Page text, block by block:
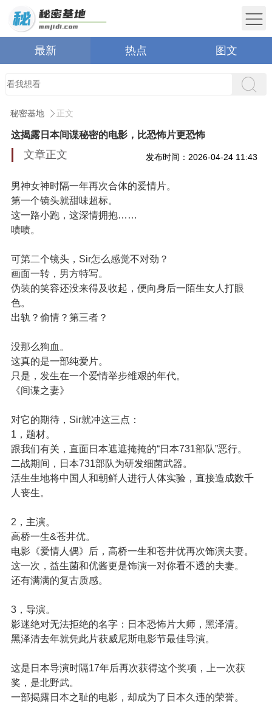
最新 热点 图文
秘密基地 正文
这揭露日本间谍秘密的电影，比恐怖片更恐怖
文章正文 发布时间：2026-04-24 11:43
男神女神时隔一年再次合体的爱情片。
第一个镜头就甜味超标。
这一路小跑，这深情拥抱……
啧啧。
可第二个镜头，Sir怎么感觉不对劲？
画面一转，男方特写。
伪装的笑容还没来得及收起，便向身后一陌生女人打眼
色。
出轨？偷情？第三者？
没那么狗血。
这真的是一部纯爱片。
只是，发生在一个爱情举步维艰的年代。
《间谍之妻》
对它的期待，Sir就冲这三点：
1，题材。
跟我们有关，直面日本遮遮掩掩的“日本731部队”恶行。
二战期间，日本731部队为研发细菌武器。
活生生地将中国人和朝鲜人进行人体实验，直接造成数千
人丧生。
2，主演。
高桥一生&苍井优。
电影《爱情人偶》后，高桥一生和苍井优再次饰演夫妻。
这一次，益生菌和优酱更是饰演一对你看不透的夫妻。
还有满满的复古质感。
3，导演。
影迷绝对无法拒绝的名字：日本恐怖片大师，黑泽清。
黑泽清去年就凭此片获威尼斯电影节最佳导演。
这是日本导演时隔17年后再次获得这个奖项，上一次获
奖，是北野武。
一部揭露日本之耻的电影，却成为了日本久违的荣誉。